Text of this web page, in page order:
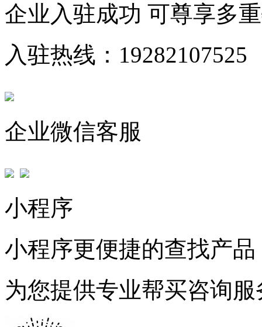
企业入驻成功 可尊享多
入驻热线：19282107525
企业微信客服
小程序
小程序更便捷的查找产品
为您提供专业帮买咨询服